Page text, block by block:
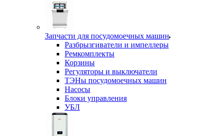
Запчасти для посудомоечных машин
Разбрызгиватели и импеллеры
Ремкомплекты
Корзины
Регуляторы и выключатели
ТЭНы посудомоечных машин
Насосы
Блоки управления
УБЛ